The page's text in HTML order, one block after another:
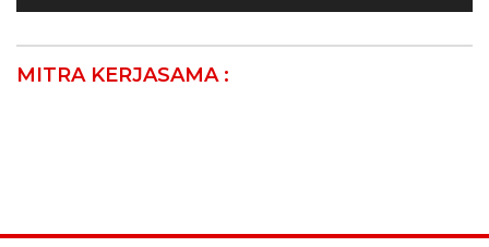
MITRA KERJASAMA :